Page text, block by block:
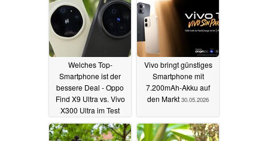
Welches Top-
Smartphone ist der
bessere Deal - Oppo
Find X9 Ultra vs. Vivo
X300 Ultra im Test
31.05.2026
Vivo bringt günstiges
Smartphone mit
7.200mAh-Akku auf
den Markt 30.05.2026